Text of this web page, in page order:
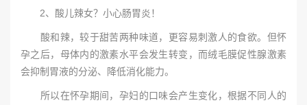
2、酸儿辣女？小心肠胃炎！
酸和辣，较于甜苦两种味道，更容易刺激人的食欲。但怀
孕之后，母体内的激素水平会发生转变，而绒毛膜促性腺激素
会抑制胃液的分泌、降低消化能力。
所以在怀孕期间，孕妇的口味会产生变化，根据不同人的